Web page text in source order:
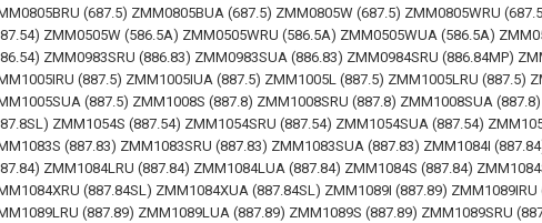
(687.5) ZMM0805BUA (687.5) ZMM0805W (687.5) ZMM0805WRU
ZMM0505W (586.5A) ZMM0505WRU (586.5A) ZMM0505WUA (586.5A)
ZMM0983SRU (886.83) ZMM0983SUA (886.83) ZMM0984SRU (886.84MP)
(887.5) ZMM1005IUA (887.5) ZMM1005L (887.5) ZMM1005LRU (887.5)
(887.5) ZMM1008S (887.8) ZMM1008SRU (887.8) ZMM1008SUA
ZMM1054S (887.54) ZMM1054SRU (887.54) ZMM1054SUA (887.54)
(887.83) ZMM1083SRU (887.83) ZMM1083SUA (887.83) ZMM1084I
ZMM1084LRU (887.84) ZMM1084LUA (887.84) ZMM1084S (887.84)
(887.84SL) ZMM1084XUA (887.84SL) ZMM1089I (887.89)
(887.89) ZMM1089LUA (887.89) ZMM1089S (887.89) ZMM1089SRU